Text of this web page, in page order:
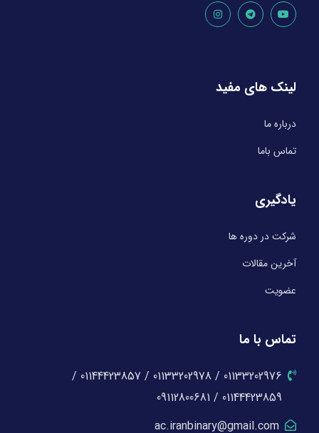
لینک های مفید
درباره ما
تماس باما
یادگیری
شرکت در دوره ها
آخرین مقالات
عضویت
تماس با ما
01133202976 / 01133202978 / 01144423857 /
01144423859 / 09112800681
ac.iranbinary@gmail.com